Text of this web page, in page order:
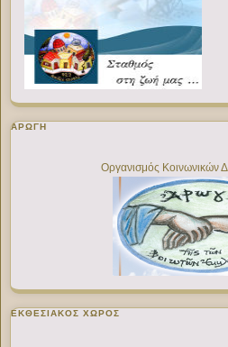
ΑΡΩΓΗ
Οργανισμός
ΕΚΘΕΣΙΑΚΌΣ ΧΏΡΟΣ